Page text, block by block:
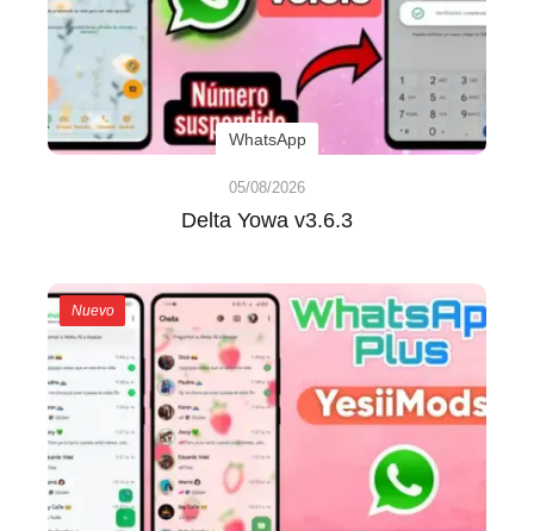
WhatsApp
05/08/2026
Delta Yowa v3.6.3
Nuevo